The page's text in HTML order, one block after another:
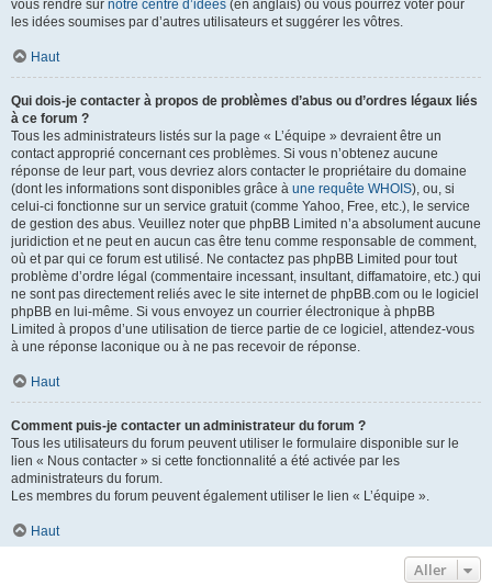
vous rendre sur notre centre d’idées (en anglais) où vous pourrez voter pour
les idées soumises par d’autres utilisateurs et suggérer les vôtres.
Haut
Qui dois-je contacter à propos de problèmes d’abus ou d’ordres légaux liés
à ce forum ?
Tous les administrateurs listés sur la page « L’équipe » devraient être un
contact approprié concernant ces problèmes. Si vous n’obtenez aucune
réponse de leur part, vous devriez alors contacter le propriétaire du domaine
(dont les informations sont disponibles grâce à une requête WHOIS), ou, si
celui-ci fonctionne sur un service gratuit (comme Yahoo, Free, etc.), le service
de gestion des abus. Veuillez noter que phpBB Limited n’a absolument aucune
juridiction et ne peut en aucun cas être tenu comme responsable de comment,
où et par qui ce forum est utilisé. Ne contactez pas phpBB Limited pour tout
problème d’ordre légal (commentaire incessant, insultant, diffamatoire, etc.) qui
ne sont pas directement reliés avec le site internet de phpBB.com ou le logiciel
phpBB en lui-même. Si vous envoyez un courrier électronique à phpBB
Limited à propos d’une utilisation de tierce partie de ce logiciel, attendez-vous
à une réponse laconique ou à ne pas recevoir de réponse.
Haut
Comment puis-je contacter un administrateur du forum ?
Tous les utilisateurs du forum peuvent utiliser le formulaire disponible sur le
lien « Nous contacter » si cette fonctionnalité a été activée par les
administrateurs du forum.
Les membres du forum peuvent également utiliser le lien « L’équipe ».
Haut
Aller